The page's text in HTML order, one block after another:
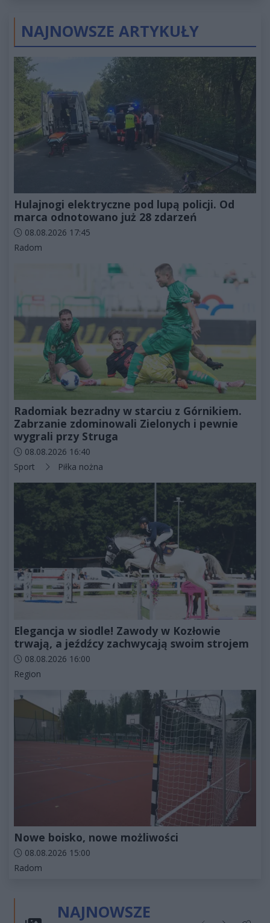
NAJNOWSZE ARTYKUŁY
Hulajnogi elektryczne pod lupą policji. Od
marca odnotowano już 28 zdarzeń
Data dodania artykułu:
08.08.2026 17:45
Kategorie artykułu:
Radom
Radomiak bezradny w starciu z Górnikiem.
Zabrzanie zdominowali Zielonych i pewnie
wygrali przy Struga
Data dodania artykułu:
08.08.2026 16:40
Kategorie artykułu:
Sport Piłka nożna
Elegancja w siodle! Zawody w Kozłowie
trwają, a jeźdźcy zachwycają swoim strojem
Data dodania artykułu:
08.08.2026 16:00
Kategorie artykułu:
Region
Nowe boisko, nowe możliwości
Data dodania artykułu:
08.08.2026 15:00
Kategorie artykułu:
Radom
NAJNOWSZE